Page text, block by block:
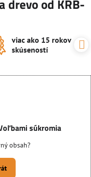
drevo od KRB-
viac ako 15 rokov
skúseností
súkromia
obsah?